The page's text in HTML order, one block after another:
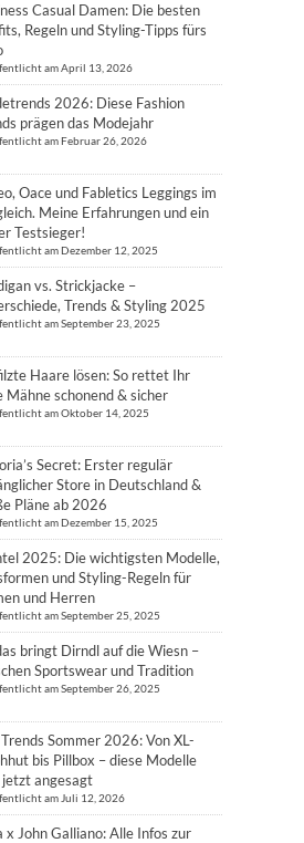
Casual Damen: Die besten
Regeln und Styling-Tipps fürs
am April 13, 2026
2026: Diese Fashion
prägen das Modejahr
am Februar 26, 2026
Oace und Fabletics Leggings im
Meine Erfahrungen und ein
Testsieger!
am Dezember 12, 2025
vs. Strickjacke –
Trends & Styling 2025
am September 23, 2025
Haare lösen: So rettet Ihr
Mähne schonend & sicher
am Oktober 14, 2025
Secret: Erster regulär
Store in Deutschland &
Pläne ab 2026
am Dezember 15, 2025
2025: Die wichtigsten Modelle,
und Styling-Regeln für
und Herren
am September 25, 2025
bringt Dirndl auf die Wiesn –
Sportswear und Tradition
am September 26, 2025
Sommer 2026: Von XL-
bis Pillbox – diese Modelle
jetzt angesagt
am Juli 12, 2026
x John Galliano: Alle Infos zur